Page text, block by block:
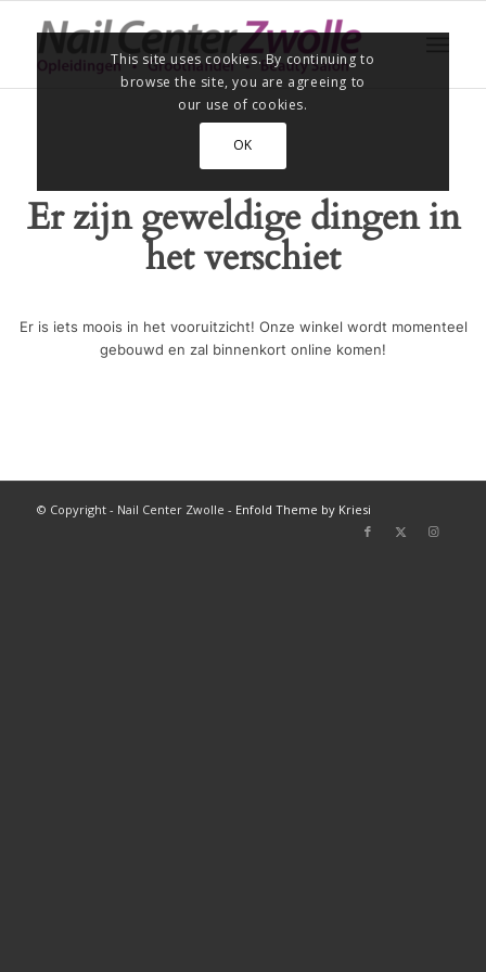
Er zijn geweldige dingen in
het verschiet
Er is iets moois in het vooruitzicht! Onze winkel wordt momenteel
gebouwd en zal binnenkort online komen!
© Copyright - Nail Center Zwolle - Enfold Theme by Kriesi
This site uses cookies. By continuing to
browse the site, you are agreeing to
our use of cookies.
OK